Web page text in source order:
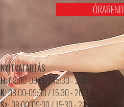
ÓRAREND
NYITVATARTÁS
H:08:00-09:00 / 15:30 - 20:00
K:08:00-09:00 / 15:30 - 20:30